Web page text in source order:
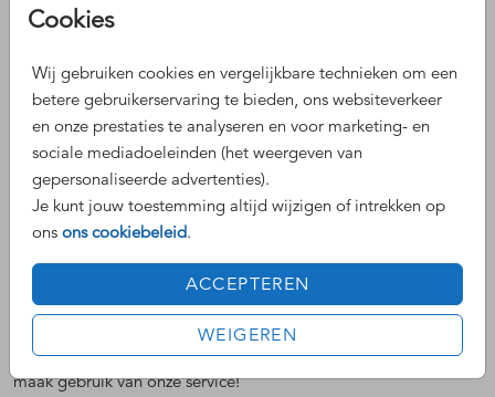
Cookies
Wij gebruiken cookies en vergelijkbare technieken om een
betere gebruikerservaring te bieden, ons websiteverkeer
en onze prestaties te analyseren en voor marketing- en
sociale mediadoeleinden (het weergeven van
gepersonaliseerde advertenties).
Je kunt jouw toestemming altijd wijzigen of intrekken op
ons ons cookiebeleid.
ACCEPTEREN
WEIGEREN
zetten.
Bekijk hiervoor ook zeker even de communie tekst inspiratie
hieronder.
Stap 3: check en controle
Controleer de volgende punten:
• Spelfouten
• Adresgegevens
• RSVP-contactinformatie
Tip: laat één van onze blije medewerkers met je meekijken en
maak gebruik van onze service!